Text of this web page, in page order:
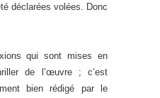
déclarées volées. Donc
qui sont mises en
de l’œuvre ; c’est
bien rédigé par le